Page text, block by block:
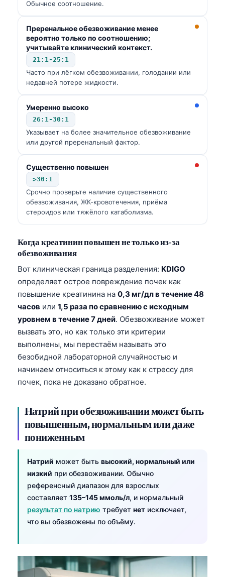
Обычное соотношение.
Преренальное обезвоживание менее
вероятно только по соотношению;
учитывайте клинический контекст.
21:1-25:1
Часто при лёгком обезвоживании, голодании или
недавней потере жидкости.
Умеренно высоко
26:1-30:1
Указывает на более значительное обезвоживание
или другой преренальный фактор.
Существенно повышен
>30:1
Срочно проверьте наличие существенного
обезвоживания, ЖК-кровотечения, приёма
стероидов или тяжёлого катаболизма.
Когда креатинин повышен не только из‑за
обезвоживания
Вот клиническая граница разделения: KDIGO
определяет острое повреждение почек как
повышение креатинина на 0,3 мг/дл в течение 48
часов или 1,5 раза по сравнению с исходным
уровнем в течение 7 дней. Обезвоживание может
вызвать это, но как только эти критерии
выполнены, мы перестаём называть это
безобидной лабораторной случайностью и
начинаем относиться к этому как к стрессу для
почек, пока не доказано обратное.
Натрий при обезвоживании может быть
повышенным, нормальным или даже
пониженным
Натрий может быть высокий, нормальный или
низкий при обезвоживании. Обычно
референсный диапазон для взрослых
составляет 135–145 ммоль/л, и нормальный
результат по натрию требует нет исключает,
что вы обезвожены по объёму.